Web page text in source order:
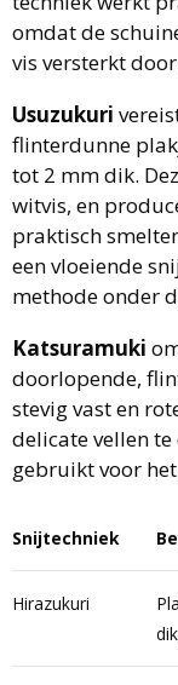
omdat de
vis versterkt
Usuzukuri
flinterdunne
tot 2 mm dik.
witvis, en
praktisch
een vloeiende
methode onder
Katsuramuki
doorlopende,
stevig vast en
delicate vellen
gebruikt voor
Snijtechniek
Hirazukuri